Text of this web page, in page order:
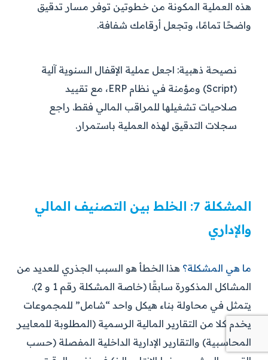
هذه العملية المكونة من خطوتين توفر مسار تدقيق
واضحًا تمامًا، وتجعل أرقامك شفافة.
نصيحة ذهبية: اجعل عملية الإقفال السنوية آلية
(Script) ومؤمنة في نظام ERP، مع تقييد
صلاحيات تشغيلها للمراقب المالي فقط. راجع
سجلات التدقيق لهذه العملية باستمرار.
المشكلة 7: الخلط بين التصنيف المالي
والإداري
ما هي المشكلة؟ هذا الخطأ هو السبب الجذري للعديد من
المشاكل المذكورة سابقًا (خاصة المشكلة رقم 1 و 2).
يتمثل في محاولة بناء هيكل واحد “شامل” للمجموعات
يخدم كلا من التقارير المالية الرسمية (المطلوبة للمعايير
المحاسبية) والتقارير الإدارية الداخلية المفصلة (حسب